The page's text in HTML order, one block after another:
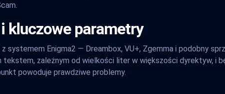
kluczowe parametry
systemem Enigma2 — Dreambox, VU+, Zgemma i podobny
tekstem, zależnym od wielkości liter w większości dyrektyw, i
powoduje prawdziwe problemy.